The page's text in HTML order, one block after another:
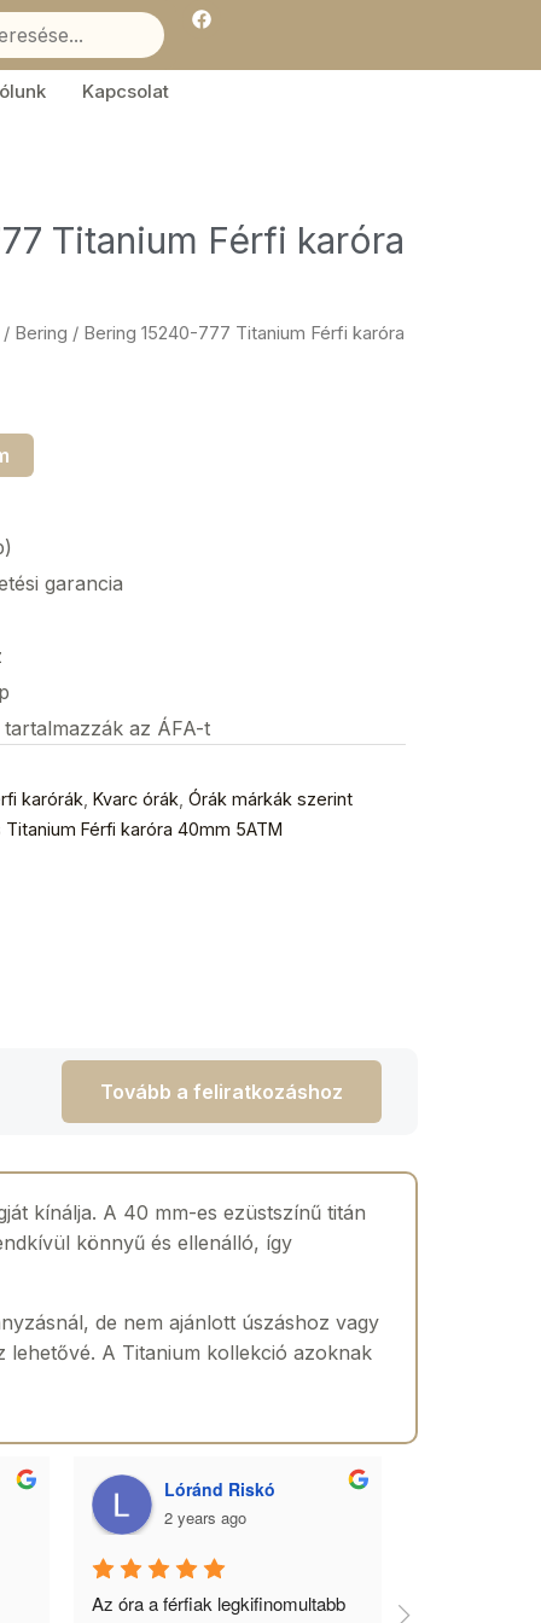
F
a
e
Kapcsolat
Titanium Férfi karóra
/ Bering / Bering 15240-777 Titanium Férfi karóra
garancia
az ÁFA-t
karórák Kvarc órák Órák márkák szerint
Férfi karóra 40mm 5ATM
Tovább a feliratkozáshoz
kínálja. A 40 mm-es ezüstszínű titán
könnyű és ellenálló, így
de nem ajánlott úszáshoz vagy
lehetővé. A Titanium kollekció azoknak
Lóránd Riskó
2 years ago
Az óra a férfiak legkifinomultabb